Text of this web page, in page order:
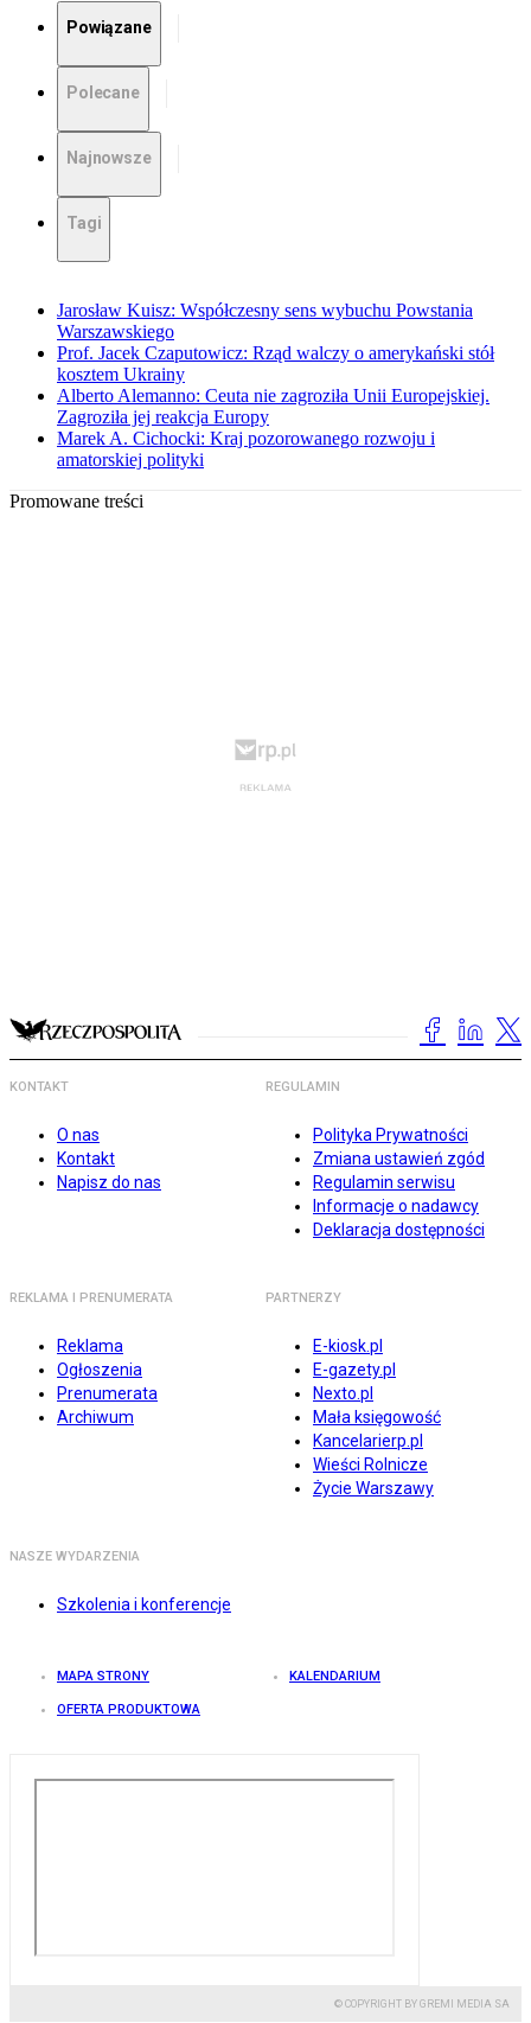
Powiązane
Polecane
Najnowsze
Tagi
Jarosław Kuisz: Współczesny sens wybuchu Powstania
Warszawskiego
Prof. Jacek Czaputowicz: Rząd walczy o amerykański stół
kosztem Ukrainy
Alberto Alemanno: Ceuta nie zagroziła Unii Europejskiej.
Zagroziła jej reakcja Europy
Marek A. Cichocki: Kraj pozorowanego rozwoju i
amatorskiej polityki
Promowane treści
KONTAKT
O nas
Kontakt
Napisz do nas
REGULAMIN
Polityka Prywatności
Zmiana ustawień zgód
Regulamin serwisu
Informacje o nadawcy
Deklaracja dostępności
REKLAMA I PRENUMERATA
Reklama
Ogłoszenia
Prenumerata
Archiwum
PARTNERZY
E-kiosk.pl
E-gazety.pl
Nexto.pl
Mała księgowość
Kancelarierp.pl
Wieści Rolnicze
Życie Warszawy
NASZE WYDARZENIA
Szkolenia i konferencje
MAPA STRONY KALENDARIUM
OFERTA PRODUKTOWA
© COPYRIGHT BY GREMI MEDIA SA